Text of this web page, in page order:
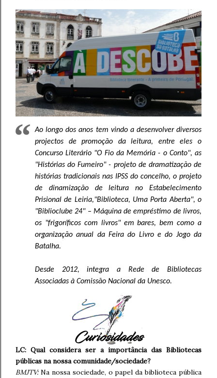
Ao longo dos anos tem vindo a desenvolver diversos
projectos de promoção da leitura, entre eles o
Concurso Literário "O Fio da Memória - o Conto", as
"Histórias do Fumeiro" - projeto de dramatização de
histórias tradicionais nas IPSS do concelho, o projeto
de dinamização de leitura no Estabelecimento
Prisional de Leiria,"Biblioteca, Uma Porta Aberta", o
"Biblioclube 24" – Máquina de empréstimo de livros,
os "frigoríficos com livros" em bares, bem como a
organização anual da Feira do Livro e do Jogo da
Batalha.
Desde 2012, integra a Rede de Bibliotecas
Associadas à Comissão Nacional da Unesco.
LC: Qual considera ser a importância das Bibliotecas
públicas na nossa comunidade/sociedade?
BMJTV:Na nossa sociedade, o papel da biblioteca pública